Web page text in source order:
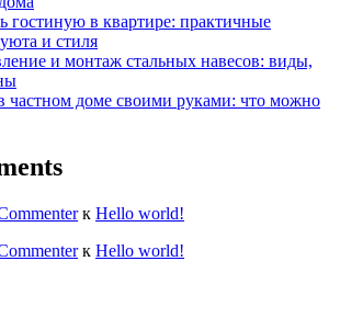
гостиную в квартире: практичные
и стиля
и монтаж стальных навесов: виды,
частном доме своими руками: что можно
к Hello world!
к Hello world!